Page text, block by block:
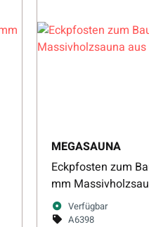
MEGASAUNA
Eckpfosten zum
mm
FichteVerfügbar
A6398